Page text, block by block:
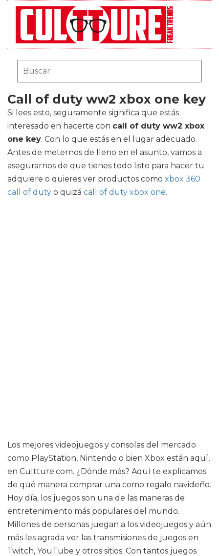
Call of duty ww2 xbox one key
Si lees esto, seguramente significa que estás
interesado en hacerte con call of duty ww2 xbox
one key. Con lo que estás en el lugar adecuado.
Antes de meternos de lleno en el asunto, vamos a
asegurarnos de que tienes todo listo para hacer tu
adquiere o quieres ver productos como xbox 360
call of duty o quizá call of duty xbox one.
Los mejores videojuegos y consolas del mercado
como PlayStation, Nintendo o bien Xbox están aquí,
en Cultture.com. ¿Dónde más? Aquí te explicamos
de qué manera comprar una como regalo navideño.
Hoy día, los juegos son una de las maneras de
entretenimiento más populares del mundo.
Millones de personas juegan a los videojuegos y aún
más les agrada ver las transmisiones de juegos en
Twitch, YouTube y otros sitios. Con tantos juegos